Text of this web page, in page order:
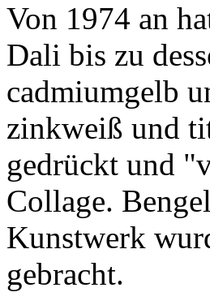
Von 1974 an
Dali bis zu
cadmiumgelb
zinkweiß und
gedrückt und
Collage.
Kunstwerk
gebracht.